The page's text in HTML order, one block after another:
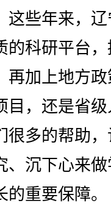
这些年来，
的科研平台
再加上地方
目，还是省
很多的帮助
、沉下心来
重要保障。